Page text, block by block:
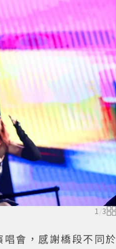
1/3
會，感謝橋段不同於